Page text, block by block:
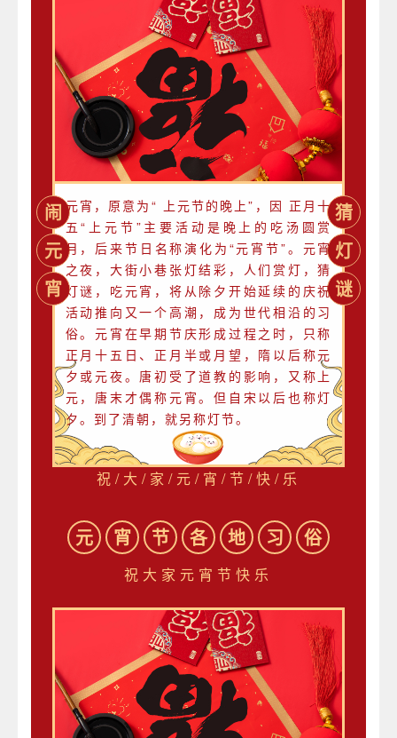
闹
元
宵
元宵，原意为“ 上元节的晚上”，因 正月十
五“上元节”主要活动是晚上的吃汤圆赏
月，后来节日名称演化为“元宵节”。元宵
之夜，大街小巷张灯结彩，人们赏灯，猜
灯谜，吃元宵，将从除夕开始延续的庆祝
活动推向又一个高潮，成为世代相沿的习
俗。元宵在早期节庆形成过程之时，只称
正月十五日、正月半或月望，隋以后称元
夕或元夜。唐初受了道教的影响，又称上
元，唐末才偶称元宵。但自宋以后也称灯
夕。到了清朝，就另称灯节。
猜
灯
谜
祝/大/家/元/宵/节/快/乐
元 宵 节 各 地 习 俗
祝大家元宵节快乐